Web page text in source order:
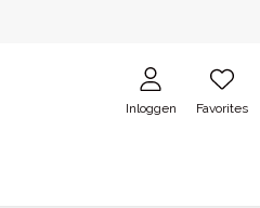
Inloggen Favorites